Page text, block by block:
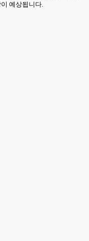
예상됩니다.